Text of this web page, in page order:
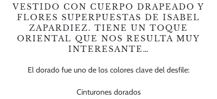
VESTIDO CON CUERPO DRAPEADO Y
FLORES SUPERPUESTAS DE ISABEL
ZAPARDIEZ. TIENE UN TOQUE
ORIENTAL QUE NOS RESULTA MUY
INTERESANTE…
El dorado fue uno de los colores clave del desfile:
Cinturones dorados